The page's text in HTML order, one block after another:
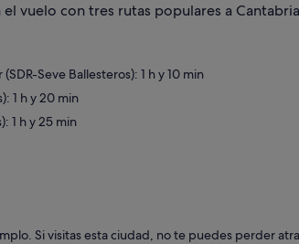
vuelo con tres rutas populares a
Seve Ballesteros): 1 h y 10 min
1 h y 20 min
1 h y 25 min
Si visitas esta ciudad, no te puedes perder